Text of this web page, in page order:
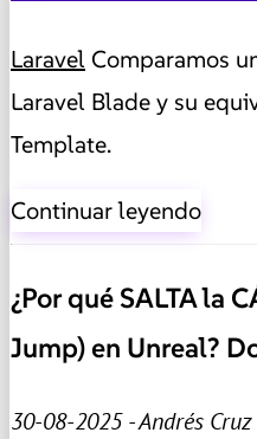
Laravel Comparamos
Laravel Blade y su
Template.
Continuar leyendo
¿Por qué SALTA la
Jump) en Unreal?
30-08-2025 - Andrés Cruz